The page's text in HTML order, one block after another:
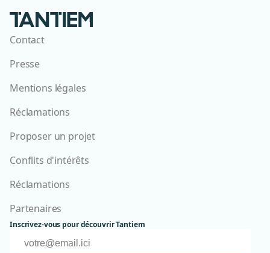
Contact
Presse
Mentions légales
Réclamations
Proposer un projet
Conflits d'intérêts
Réclamations
Partenaires
Inscrivez-vous pour découvrir Tantiem